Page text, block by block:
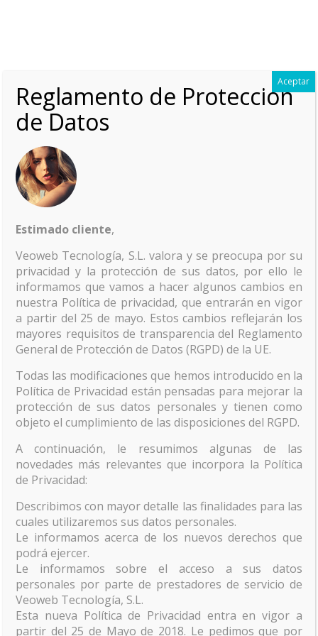
Politica de Cookies
Más Información
Sobre las Cookies|Politica de Cookies-Política de
Privacidad-Prestación de Servicios Web
Uso de cookies
Reglamento de Protección
de Datos
Estimado cliente,
Veoweb Tecnología, S.L. valora y se preocupa por su
privacidad y la protección de sus datos, por ello le
informamos que vamos a hacer algunos cambios en
nuestra Política de privacidad, que entrarán en vigor
a partir del 25 de mayo. Estos cambios reflejarán los
mayores requisitos de transparencia del Reglamento
General de Protección de Datos (RGPD) de la UE.
Todas las modificaciones que hemos introducido en la
Política de Privacidad están pensadas para mejorar la
protección de sus datos personales y tienen como
objeto el cumplimiento de las disposiciones del RGPD.
A continuación, le resumimos algunas de las
novedades más relevantes que incorpora la Política
de Privacidad:
Describimos con mayor detalle las finalidades para las
cuales utilizaremos sus datos personales.
Le informamos acerca de los nuevos derechos que
podrá ejercer.
Le informamos sobre el acceso a sus datos
personales por parte de prestadores de servicio de
Veoweb Tecnología, S.L.
Esta nueva Política de Privacidad entra en vigor a
partir del 25 de Mayo de 2018. Le pedimos que por
Aceptar